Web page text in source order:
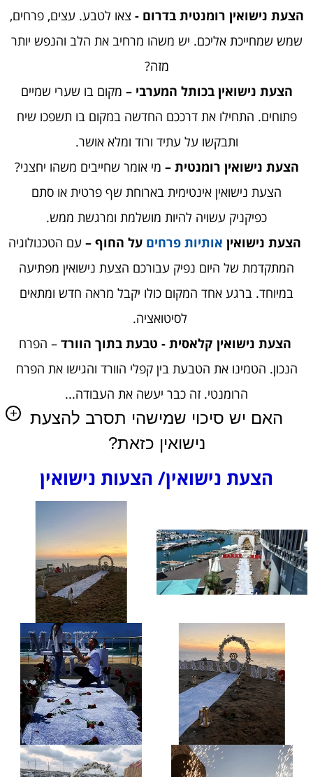
הצעת נישואין רומנטית בדרום - צאו לטבע. עצים, פרחים,
שמש שמחייכת אליכם. יש משהו מרחיב את הלב והנפש יותר
מזה?
הצעת נישואין בכותל המערבי – מקום בו שערי שמיים
פתוחים. התחילו את דרככם החדשה במקום בו תשפכו שיח
ותבקשו על עתיד ורוד ומלא אושר.
הצעת נישואין רומנטית – מי אומר שחייבים משהו יחצני?
הצעת נישואין אינטימית בארוחת שף פרטית או סתם
כפיקניק עשויה להיות מושלמת ומרגשת ממש.
הצעת נישואין אותיות פרחים על החוף – עם הטכנולוגיה
המתקדמת של היום נפיק עבורכם הצעת נישואין מפתיעה
במיוחד. ברגע אחד המקום כולו יקבל מראה חדש ומתאים
לסיטואציה.
הצעת נישואין קלאסית - טבעת בתוך הוורד – הפרח
הנכון. הטמינו את הטבעת בין קפלי הוורד והגישו את הפרח
הרומנטי. זה כבר יעשה את העבודה...
האם יש סיכוי שמישהי תסרב להצעת
נישואין כזאת?
​​​​​​​הצעת נישואין/ הצעות נישואין